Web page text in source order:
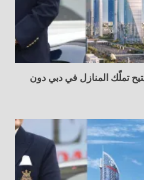
تملّك المنازل في دبي دون